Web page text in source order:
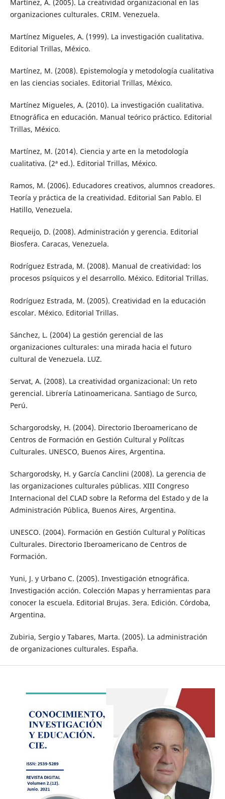
Martínez, A. (2005). La creatividad organizacional en las
organizaciones culturales. CRIM. Venezuela.
Martínez Migueles, A. (1999). La investigación cualitativa.
Editorial Trillas, México.
Martínez, M. (2008). Epistemología y metodología cualitativa
en las ciencias sociales. Editorial Trillas, México.
Martínez Migueles, A. (2010). La investigación cualitativa.
Etnográfica en educación. Manual teórico práctico. Editorial
Trillas, México.
Martínez, M. (2014). Ciencia y arte en la metodología
cualitativa. (2ª ed.). Editorial Trillas, México.
Ramos, M. (2006). Educadores creativos, alumnos creadores.
Teoría y práctica de la creatividad. Editorial San Pablo. El
Hatillo, Venezuela.
Requeijo, D. (2008). Administración y gerencia. Editorial
Biosfera. Caracas, Venezuela.
Rodríguez Estrada, M. (2008). Manual de creatividad: los
procesos psíquicos y el desarrollo. México. Editorial Trillas.
Rodríguez Estrada, M. (2005). Creatividad en la educación
escolar. México. Editorial Trillas.
Sánchez, L. (2004) La gestión gerencial de las
organizaciones culturales: una mirada hacia el futuro
cultural de Venezuela. LUZ.
Servat, A. (2008). La creatividad organizacional: Un reto
gerencial. Librería Latinoamericana. Santiago de Surco,
Perú.
Schargorodsky, H. (2004). Directorio Iberoamericano de
Centros de Formación en Gestión Cultural y Polítcas
Culturales. UNESCO, Buenos Aires, Argentina.
Schargorodsky, H. y García Canclini (2008). La gerencia de
las organizaciones culturales públicas. XIII Congreso
Internacional del CLAD sobre la Reforma del Estado y de la
Administración Pública, Buenos Aires, Argentina.
UNESCO. (2004). Formación en Gestión Cultural y Políticas
Culturales. Directorio Iberoamericano de Centros de
Formación.
Yuni, J. y Urbano C. (2005). Investigación etnográfica.
Investigación acción. Colección Mapas y herramientas para
conocer la escuela. Editorial Brujas. 3era. Edición. Córdoba,
Argentina.
Zubiria, Sergio y Tabares, Marta. (2005). La administración
de organizaciones culturales. España.